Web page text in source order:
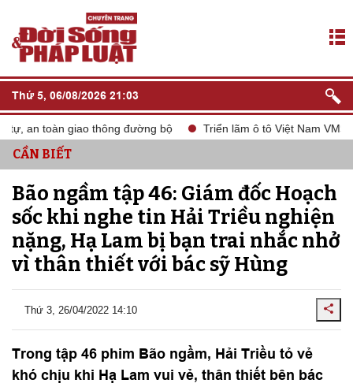
Thứ 5, 06/08/2026 21:03
toàn giao thông đường bộ Triển lãm ô tô Việt Nam VMS 2024
CẦN BIẾT
Bão ngầm tập 46: Giám đốc Hoạch
sốc khi nghe tin Hải Triều nghiện
nặng, Hạ Lam bị bạn trai nhắc nhở
vì thân thiết với bác sỹ Hùng
Thứ 3, 26/04/2022 14:10
Trong tập 46 phim Bão ngầm, Hải Triều tỏ vẻ
khó chịu khi Hạ Lam vui vẻ, thân thiết bên bác